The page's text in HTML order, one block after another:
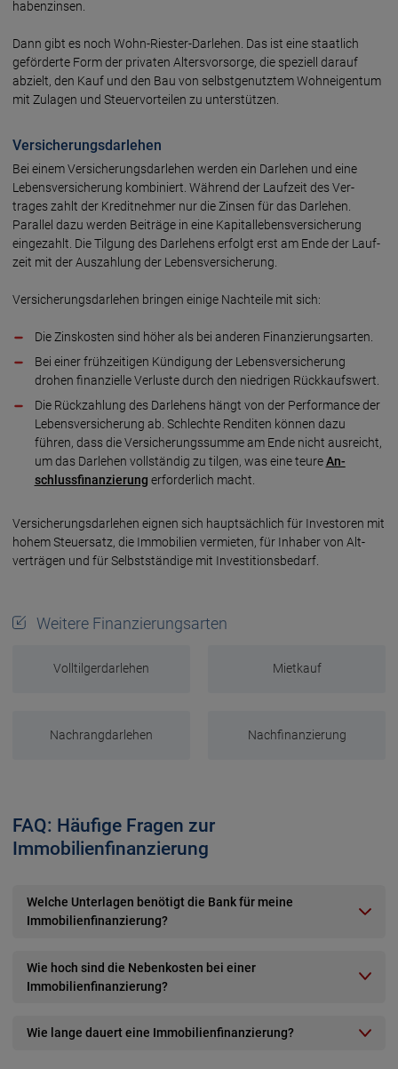
haben­zinsen.
Dann gibt es noch Wohn-Riester-Darlehen. Das ist eine staat­lich
geförderte Form der privaten Alters­vorsorge, die speziell darauf
abzielt, den Kauf und den Bau von selbst­genutztem Wohn­eigen­tum
mit Zulagen und Steuer­vor­teilen zu unter­stützen.
Versicherungsdarlehen
Bei einem Versicherungsdarlehen werden ein Darlehen und eine
Lebens­ver­sicherung kombi­niert. Während der Lauf­zeit des Ver­
trages zahlt der Kredit­nehmer nur die Zinsen für das Darlehen.
Parallel dazu werden Beiträge in eine Kapital­lebens­versicherung
einge­zahlt. Die Tilgung des Dar­lehens erfolgt erst am Ende der Lauf­
zeit mit der Aus­zahlung der Lebens­ver­sicherung.
Versicherungs­darlehen bringen einige Nach­teile mit sich:
Die Zinskosten sind höher als bei anderen Finan­zierungs­arten.
Bei einer früh­zeitigen Kündigung der Lebens­ver­sicherung
drohen finan­zielle Ver­luste durch den niedrigen Rück­kaufs­wert.
Die Rückzahlung des Darlehens hängt von der Per­formance der
Lebens­ver­sicherung ab. Schlechte Renditen können dazu
führen, dass die Versiche­rungs­summe am Ende nicht ausreicht,
um das Dar­lehen voll­ständig zu tilgen, was eine teureAn­
schluss­finan­zierung erforder­lich macht.
Versicherungsdarlehen eignen sich haupt­sächlich für Inves­toren mit
hohem Steuer­satz, die Immo­bilien vermieten, für Inhaber von Alt­
verträgen und für Selbstständige mit Investitionsbedarf.
Weitere Finanzierungsarten
Volltilgerdarlehen Mietkauf
Nachrangdarlehen Nachfinanzierung
FAQ: Häufige Fragen zur
Immobilienfinanzierung
Welche Unterlagen benötigt die Bank für meine
Immobilienfinanzierung?
Wie hoch sind die Nebenkosten bei einer
Immobilienfinanzierung?
Wie lange dauert eine Immobilienfinanzierung?